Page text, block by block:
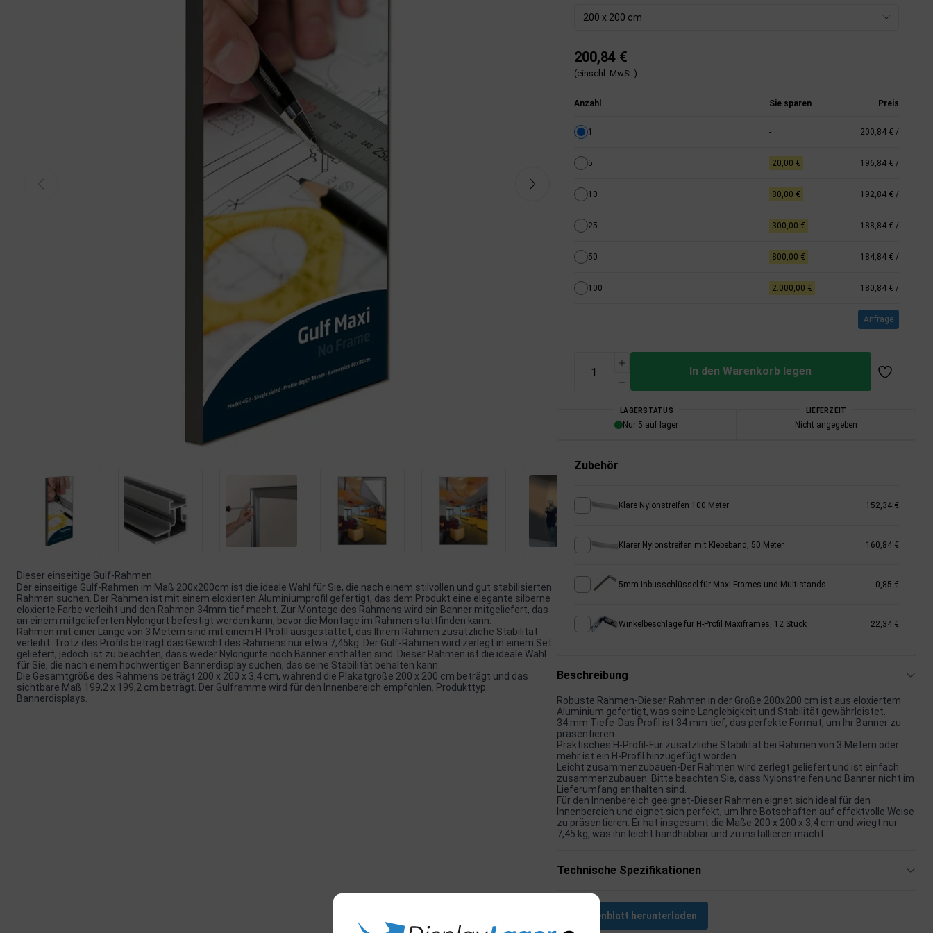
Dieser einseitige Gulf-Rahmen
Der einseitige Gulf-Rahmen im Maß 200x200cm ist die ideale Wahl für Sie, die nach einem stilvollen und gut stabilisierten
Rahmen suchen. Der Rahmen ist mit einem eloxierten Aluminiumprofil gefertigt, das dem Produkt eine elegante silberne
eloxierte Farbe verleiht und den Rahmen 34mm tief macht. Zur Montage des Rahmens wird ein Banner mitgeliefert, das
an einem mitgelieferten Nylongurt befestigt werden kann, bevor die Montage im Rahmen stattfinden kann.
Rahmen mit einer Länge von 3 Metern sind mit einem H-Profil ausgestattet, das Ihrem Rahmen zusätzliche Stabilität
verleiht. Trotz des Profils beträgt das Gewicht des Rahmens nur etwa 7,45kg. Der Gulf-Rahmen wird zerlegt in einem Set
geliefert, jedoch ist zu beachten, dass weder Nylongurte noch Banner enthalten sind. Dieser Rahmen ist die ideale Wahl
für Sie, die nach einem hochwertigen Bannerdisplay suchen, das seine Stabilität behalten kann.
Die Gesamtgröße des Rahmens beträgt 200 x 200 x 3,4 cm, während die Plakatgröße 200 x 200 cm beträgt und das
sichtbare Maß 199,2 x 199,2 cm beträgt. Der Gulframme wird für den Innenbereich empfohlen. Produkttyp:
Bannerdisplays.
200 x 200 cm
200,84 €
(einschl. MwSt.)
Anzahl Sie sparen Preis
1 - 200,84 € /
5 20,00 € 196,84 € /
10 80,00 € 192,84 € /
25 300,00 € 188,84 € /
50 800,00 € 184,84 € /
100 2.000,00 € 180,84 € /
Anfrage
In den Warenkorb legen
LAGERSTATUS
Nur 5 auf lager
LIEFERZEIT
Nicht angegeben
Zubehör
Klare Nylonstreifen 100 Meter 152,34 €
Klarer Nylonstreifen mit Klebeband, 50 Meter 160,84 €
5mm Inbusschlüssel für Maxi Frames und Multistands 0,85 €
Winkelbeschläge für H-Profil Maxiframes, 12 Stück 22,34 €
Beschreibung
Robuste Rahmen-Dieser Rahmen in der Größe 200x200 cm ist aus eloxiertem
Aluminium gefertigt, was seine Langlebigkeit und Stabilität gewährleistet.
34 mm Tiefe-Das Profil ist 34 mm tief, das perfekte Format, um Ihr Banner zu
präsentieren.
Praktisches H-Profil-Für zusätzliche Stabilität bei Rahmen von 3 Metern oder
mehr ist ein H-Profil hinzugefügt worden.
Leicht zusammenzubauen-Der Rahmen wird zerlegt geliefert und ist einfach
zusammenzubauen. Bitte beachten Sie, dass Nylonstreifen und Banner nicht im
Lieferumfang enthalten sind.
Für den Innenbereich geeignet-Dieser Rahmen eignet sich ideal für den
Innenbereich und eignet sich perfekt, um Ihre Botschaften auf effektvolle Weise
zu präsentieren. Er hat insgesamt die Maße 200 x 200 x 3,4 cm und wiegt nur
7,45 kg, was ihn leicht handhabbar und zu installieren macht.
Technische Spezifikationen
Datenblatt herunterladen